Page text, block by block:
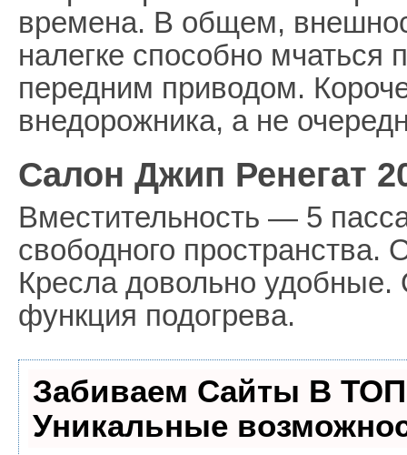
времена. В общем,
налегке способно
передним приводом.
внедорожника, а не
Салон Джип Ренегат
Вместительность — 5
свободного
Кресла довольно
функция подогрева.
Забиваем Сайты В
Уникальные